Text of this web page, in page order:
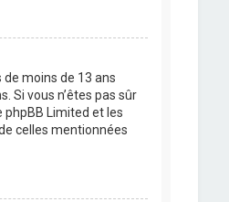
moins de 13 ans
Si vous n’êtes pas sûr
phpBB Limited et les
celles mentionnées